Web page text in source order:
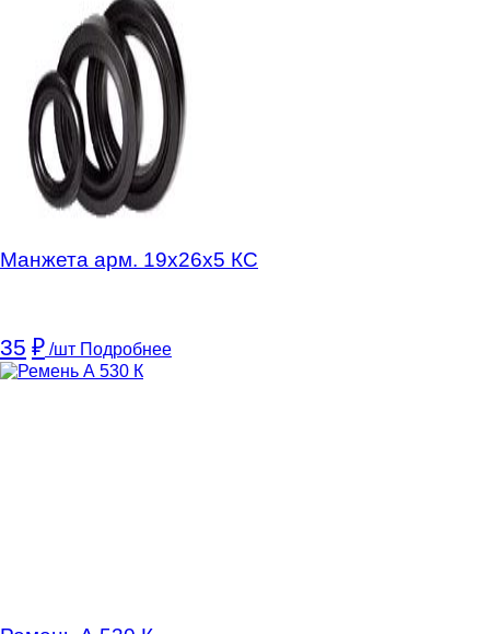
Манжета арм. 19х26х5 КC
35 ₽ /шт Подробнее